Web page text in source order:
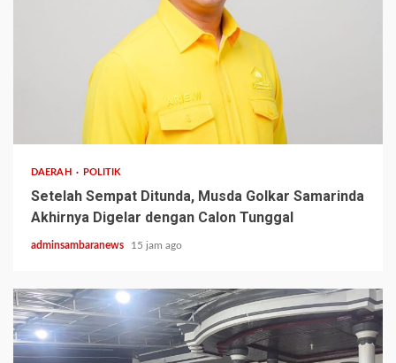
DAERAH POLITIK
Setelah Sempat Ditunda, Musda Golkar Samarinda
Akhirnya Digelar dengan Calon Tunggal
adminsambaranews 15 jam ago